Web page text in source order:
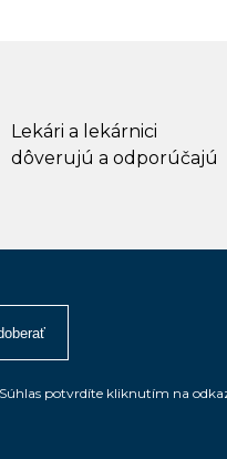
Lekári a lekárnici
dôverujú a odporúčajú
potvrdíte kliknutím na